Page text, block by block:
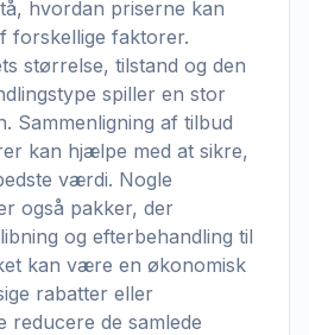
hvordan priserne kan
forskellige faktorer.
størrelse, tilstand og den
spiller en stor
Sammenligning af tilbud
kan hjælpe med at sikre,
værdi. Nogle
også pakker, der
og efterbehandling til
kan være en økonomisk
rabatter eller
reducere de samlede